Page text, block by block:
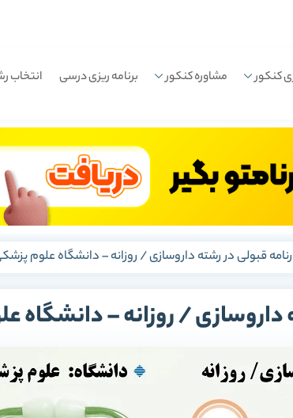
کنکور مشاوره کنکور برنامه ریزی درسی انتخاب
قبولی در رشته داروسازی / روزانه – دانشگاه علوم
داروسازی / روزانه –